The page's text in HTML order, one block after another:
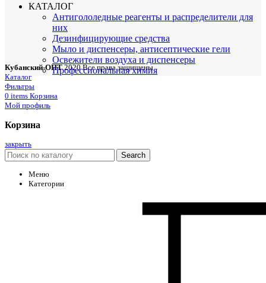
КАТАЛОГ
Антигололедные реагенты и распределители для
них
Дезинфицирующие средства
Мыло и диспенсеры, антисептические гели
Освежители воздуха и диспенсеры
Профессиональная химия
Кубанский-ОПТ 2020 Все права защищены
Каталог
Фильтры
0 items Корзина
Мой профиль
Корзина
закрыть
Search
Меню
Категории